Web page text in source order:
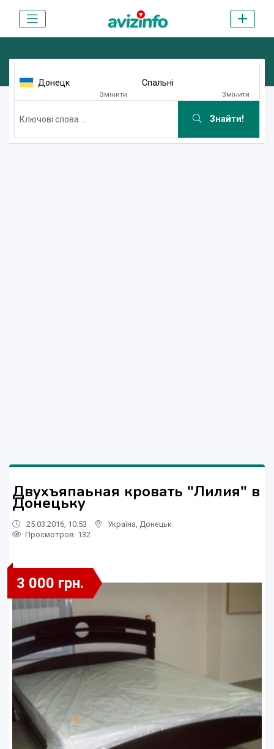
Донецк
Змінити
Спальні
Змінити
Знайти!
Двухъяпаьная кровать "Лилия" в
Донецьку
25.03.2016, 10:53 Україна Донецьк
Просмотров: 132
3 000 грн.